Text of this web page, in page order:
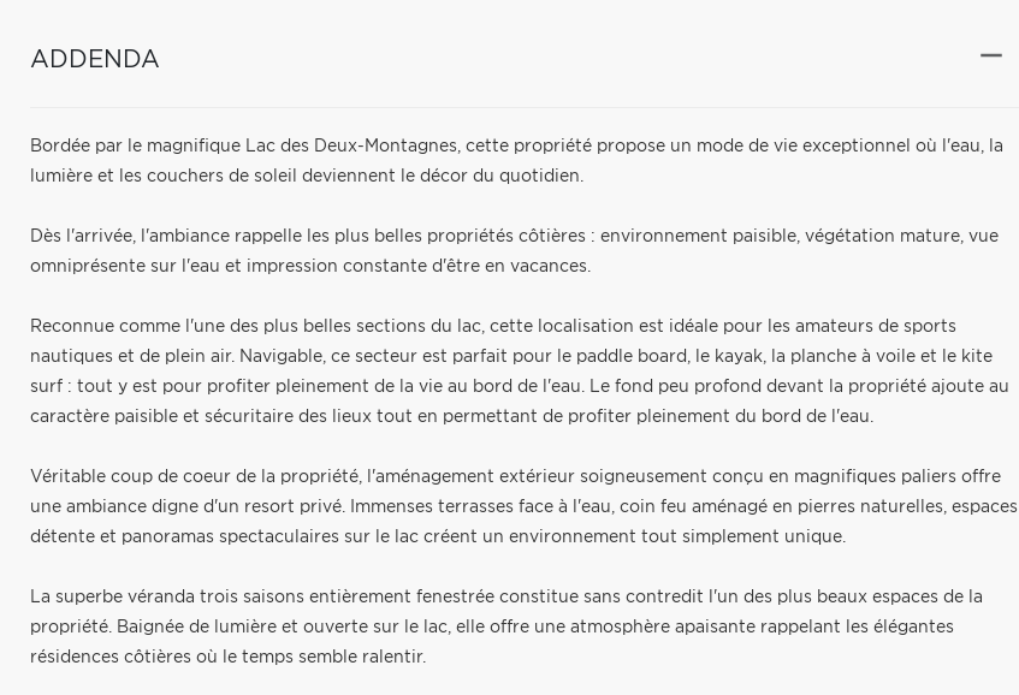
ADDENDA
Bordée par le magnifique Lac des Deux-Montagnes, cette propriété propose un mode de vie exceptionnel où l'eau, la
lumière et les couchers de soleil deviennent le décor du quotidien.
Dès l'arrivée, l'ambiance rappelle les plus belles propriétés côtières : environnement paisible, végétation mature, vue
omniprésente sur l'eau et impression constante d'être en vacances.
Reconnue comme l'une des plus belles sections du lac, cette localisation est idéale pour les amateurs de sports
nautiques et de plein air. Navigable, ce secteur est parfait pour le paddle board, le kayak, la planche à voile et le kite
surf : tout y est pour profiter pleinement de la vie au bord de l'eau. Le fond peu profond devant la propriété ajoute au
caractère paisible et sécuritaire des lieux tout en permettant de profiter pleinement du bord de l'eau.
Véritable coup de coeur de la propriété, l'aménagement extérieur soigneusement conçu en magnifiques paliers offre
une ambiance digne d'un resort privé. Immenses terrasses face à l'eau, coin feu aménagé en pierres naturelles, espaces
détente et panoramas spectaculaires sur le lac créent un environnement tout simplement unique.
La superbe véranda trois saisons entièrement fenestrée constitue sans contredit l'un des plus beaux espaces de la
propriété. Baignée de lumière et ouverte sur le lac, elle offre une atmosphère apaisante rappelant les élégantes
résidences côtières où le temps semble ralentir.